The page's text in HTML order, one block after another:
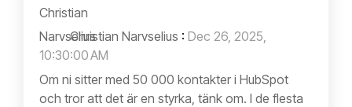
Christian Narvselius : Dec 26, 2025,
10:30:00 AM
Om ni sitter med 50 000 kontakter i HubSpot
och tror att det är en styrka, tänk om. I de flesta